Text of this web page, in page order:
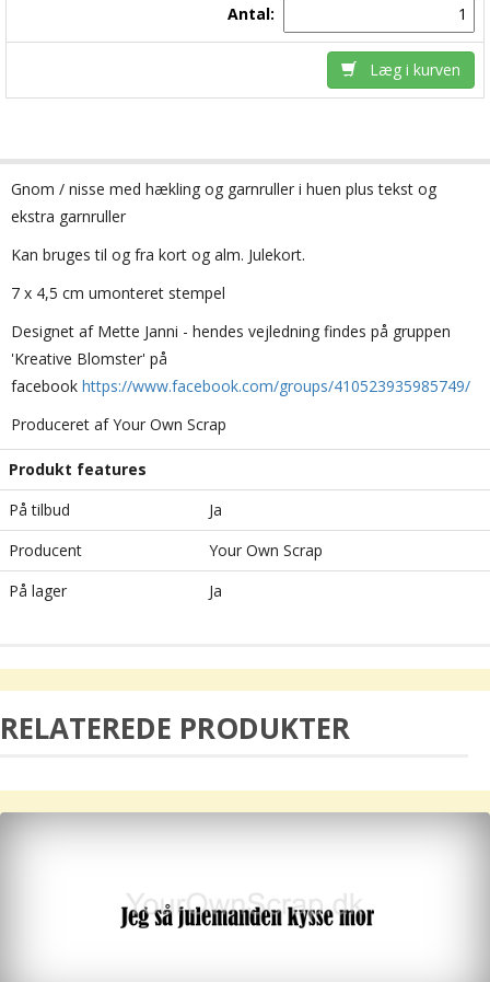
Antal:
Læg i kurven
Gnom / nisse med hækling og garnruller i huen plus tekst og
ekstra garnruller
Kan bruges til og fra kort og alm. Julekort.
7 x 4,5 cm umonteret stempel
Designet af Mette Janni - hendes vejledning findes på gruppen
'Kreative Blomster' på
facebook https://www.facebook.com/groups/410523935985749/
Produceret af Your Own Scrap
Produkt features
På tilbud
Ja
Producent
Your Own Scrap
På lager
Ja
RELATEREDE PRODUKTER